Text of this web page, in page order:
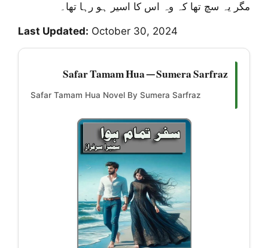
مگر یہ سچ تھا کہ وہ اس کا اسیر ہو رہا تھا۔
Last Updated: October 30, 2024
Safar Tamam Hua — Sumera Sarfraz
Safar Tamam Hua Novel By Sumera Sarfraz